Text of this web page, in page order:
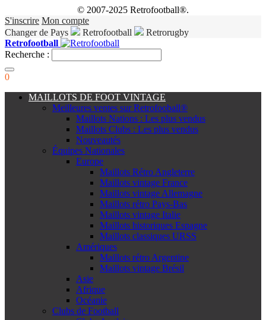
© 2007-2025 Retrofootball®.
S'inscrire Mon compte
Changer de Pays
Retrofootball
Retrorugby
Retrofootball
Recherche :
0
MAILLOTS DE FOOT VINTAGE
Meilleures ventes sur Retrofooball®
Maillots Nations : Les plus vendus
Maillots Clubs : Les plus vendus
Nouveautés
Équipes Nationales
Europe
Maillots Rétro Angleterre
Maillots vintage France
Maillots vintage Allemagne
Maillots rétro Pays-Bas
Maillots vintage Italie
Maillots historiques Espagne
Maillots classiques URSS
Amériques
Maillots rétro Argentine
Maillots vintage Brésil
Asie
Afrique
Océanie
Clubs de Football